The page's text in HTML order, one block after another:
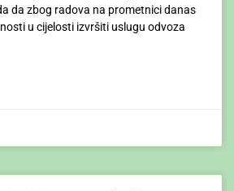
da zbog radova na prometnici danas
u cijelosti izvršiti uslugu odvoza